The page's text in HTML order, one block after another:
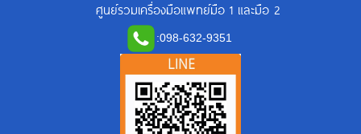
ศูนย์รวมเครื่องมือแพทย์มือ 1 และมือ 2
:098-632-9351